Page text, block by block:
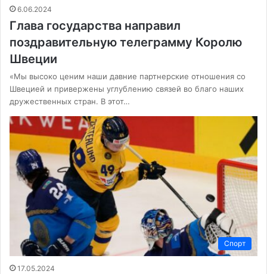
6.06.2024
Глава государства направил
поздравительную телеграмму Королю
Швеции
«Мы высоко ценим наши давние партнерские отношения со
Швецией и привержены углублению связей во благо наших
дружественных стран. В этот…
Спорт
17.05.2024